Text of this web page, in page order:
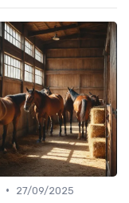
•
27/09/2025